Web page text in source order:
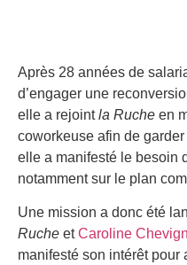
Après 28 années de
d’engager une
elle a rejointla Ruche en
coworkeuse afin de
elle a manifesté le besoin
notamment sur le plan
Une mission a donc été
Ruche etCaroline
manifesté son intérêt pour